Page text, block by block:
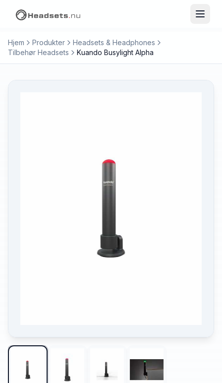
Hjem Produkter
Headsets & Headphones
Tilbehør Headsets
Kuando Busylight Alpha